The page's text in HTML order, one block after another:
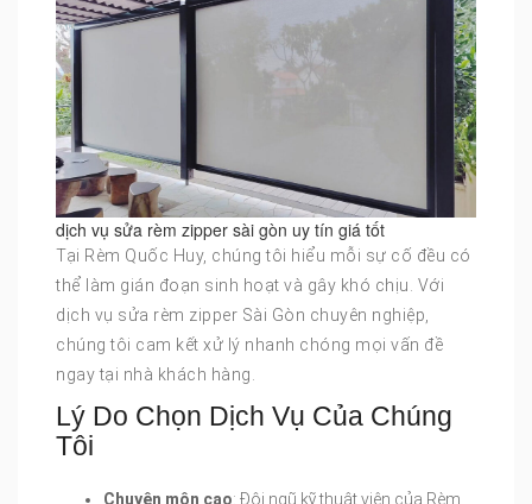
dịch vụ sửa rèm zipper sài gòn uy tín giá tốt
Tại Rèm Quốc Huy, chúng tôi hiểu mỗi sự cố đều có
thể làm gián đoạn sinh hoạt và gây khó chịu. Với
dịch vụ sửa rèm zipper Sài Gòn chuyên nghiệp,
chúng tôi cam kết xử lý nhanh chóng mọi vấn đề
ngay tại nhà khách hàng.
Lý Do Chọn Dịch Vụ Của Chúng
Tôi
Chuyên môn cao: Đội ngũ kỹ thuật viên của Rèm